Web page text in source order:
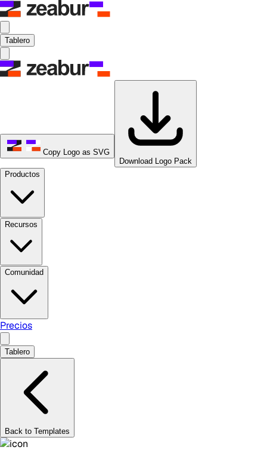
Tablero
Copy Logo as SVG
Download Logo Pack
Productos
Recursos
Comunidad
Precios
Tablero
Back to Templates